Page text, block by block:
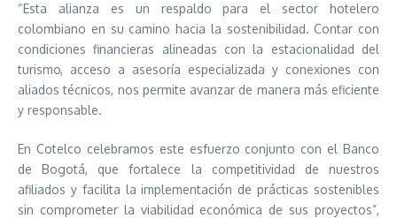
“Esta alianza es un respaldo para el sector hotelero
colombiano en su camino hacia la sostenibilidad. Contar con
condiciones financieras alineadas con la estacionalidad del
turismo, acceso a asesoría especializada y conexiones con
aliados técnicos, nos permite avanzar de manera más eficiente
y responsable.
En Cotelco celebramos este esfuerzo conjunto con el Banco
de Bogotá, que fortalece la competitividad de nuestros
afiliados y facilita la implementación de prácticas sostenibles
sin comprometer la viabilidad económica de sus proyectos”,